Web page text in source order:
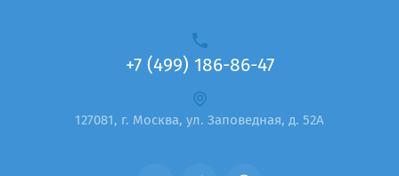
+7 (499) 186-86-47
127081, г. Москва, ул. Заповедная, д. 52А